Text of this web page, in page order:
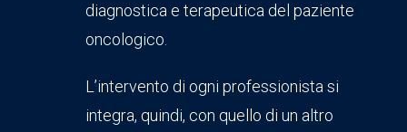
diagnostica e terapeutica del paziente
oncologico.
L’intervento di ogni professionista si
integra, quindi, con quello di un altro